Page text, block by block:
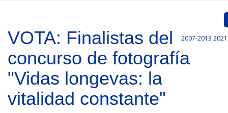
Presentación
Convocatorias
2007-2013
VOTA: Finalistas del
concurso de fotografía
"Vidas longevas: la
vitalidad constante"